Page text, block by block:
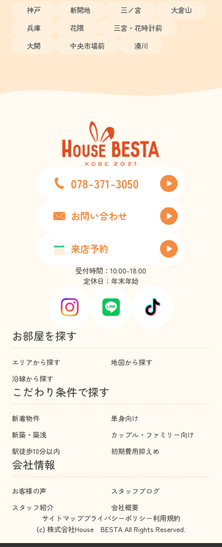
神戸 新開地 三ノ宮
大倉山
兵庫
花隈
三宮・花時計前
大開
中央市場前 湊川
078-371-3050
お問い合わせ
来店予約
受付時間：10:00-18:00
定休日：年末年始
お部屋を探す
エリアから探す
地図から探す
沿線から探す
こだわり条件で探す
新着物件
単身向け
新築・築浅
カップル・ファミリー向け
駅徒歩10分以内
初期費用抑えめ
会社情報
お客様の声
スタッフブログ
スタッフ紹介
会社概要
サイトマッププライバシーポリシー利用規約
(c) 株式会社House BESTA All Rights Reserved.